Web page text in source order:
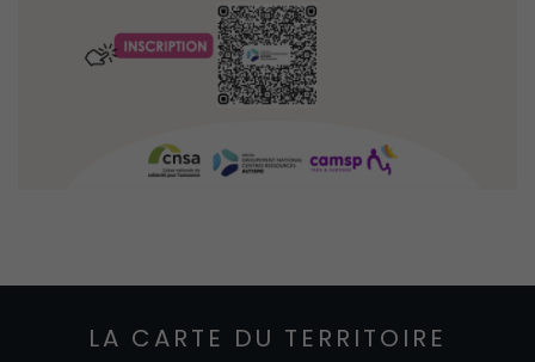
LA CARTE DU TERRITOIRE